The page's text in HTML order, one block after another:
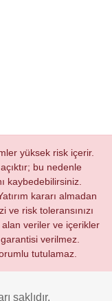
yüksek risk içerir.
bu nedenle
kaybedebilirsiniz.
kararı almadan
risk toleransınızı
veriler ve içerikler
verilmez.
tutulamaz.
saklıdır.